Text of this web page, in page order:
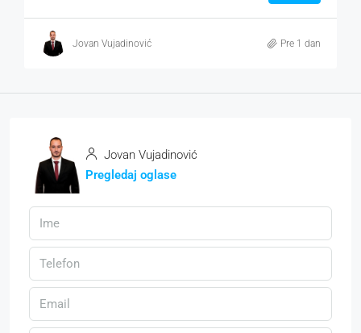
Jovan Vujadinović Pre 1 dan
Jovan Vujadinović
Pregledaj oglase